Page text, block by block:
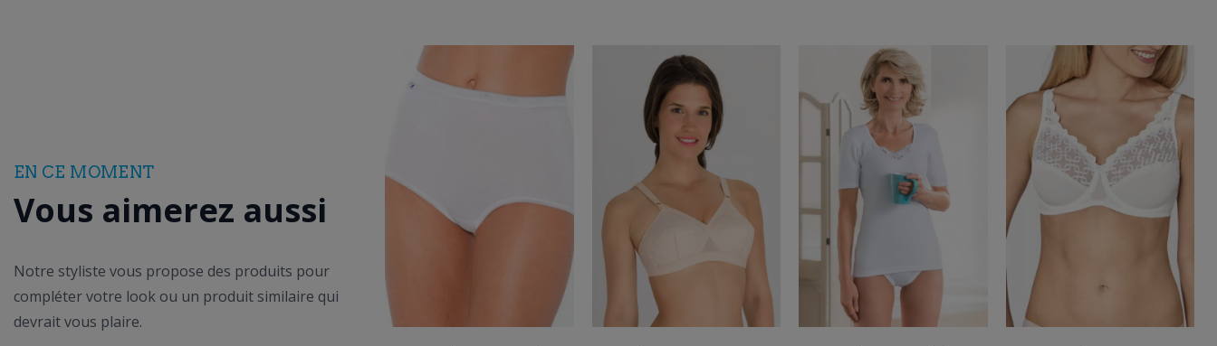
EN CE MOMENT
Vous aimerez aussi
Notre styliste vous propose des produits pour
compléter votre look ou un produit similaire qui
devrait vous plaire.
BLANC